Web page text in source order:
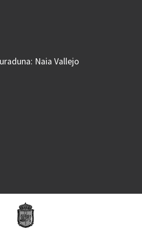
Naia Vallejo